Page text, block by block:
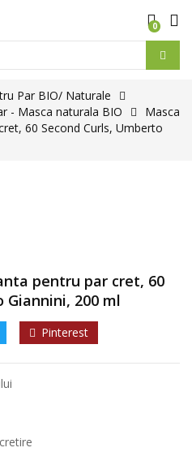
0
Par BIO/ Naturale
- Masca naturala BIO
Masca
60 Second Curls, Umberto
pentru par cret, 60
Giannini, 200 ml
Pinterest